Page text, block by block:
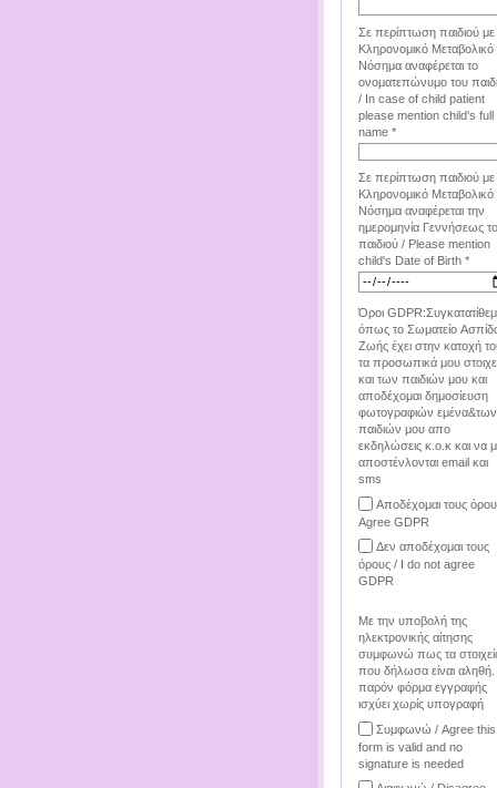
Σε περίπτωση παιδιού με
Κληρονομικό Μεταβολικό
Νόσημα αναφέρεται το
ονοματεπώνυμο του
/ In case of child patient
please mention child's full
name *
Σε περίπτωση παιδιού με
Κληρονομικό Μεταβολικό
Νόσημα αναφέρεται την
ημερομηνία Γεννήσεως
παιδιού / Please mention
child's Date of Birth *
Όροι
όπως το Σωματείο
Ζωής έχει στην κατοχή
τα προσωπικά μου
και των παιδιών μου και
αποδέχομαι δημοσίευση
φωτογραφιών εμένα&των
παιδιών μου απο
εκδηλώσεις κ.ο.κ και να
αποστένλονται email και
sms
Αποδέχομαι τους
Agree GDPR
Δεν αποδέχομαι τους
όρους / I do not agree
GDPR
Με την υποβολή της
ηλεκτρονικής αίτησης
συμφωνώ πως τα
που δήλωσα είναι
παρόν φόρμα εγγραφής
ισχύει χωρίς υπογραφή
Συμφωνώ / Agree this
form is valid and no
signature is needed